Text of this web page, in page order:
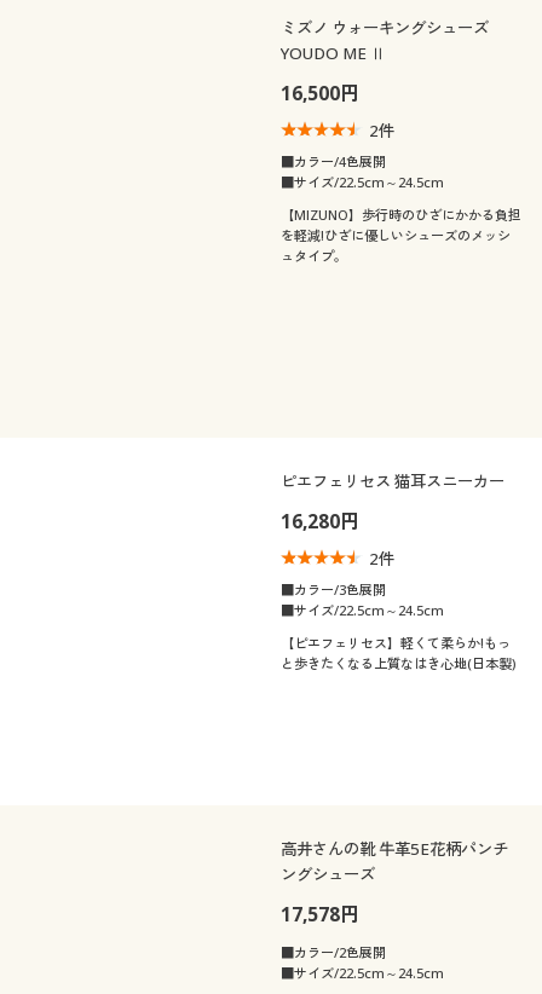
ミズノ ウォーキングシューズ
YOUDO ME Ⅱ
16,500円
2件
■カラー/4色展開
■サイズ/22.5cm～24.5cm
【MIZUNO】歩行時のひざにかかる負担
を軽減!ひざに優しいシューズのメッシ
ュタイプ。
ピエフェリセス 猫耳スニーカー
16,280円
2件
■カラー/3色展開
■サイズ/22.5cm～24.5cm
【ピエフェリセス】軽くて柔らか!もっ
と歩きたくなる上質なはき心地(日本製)
高井さんの靴 牛革5E花柄パンチ
ングシューズ
17,578円
■カラー/2色展開
■サイズ/22.5cm～24.5cm